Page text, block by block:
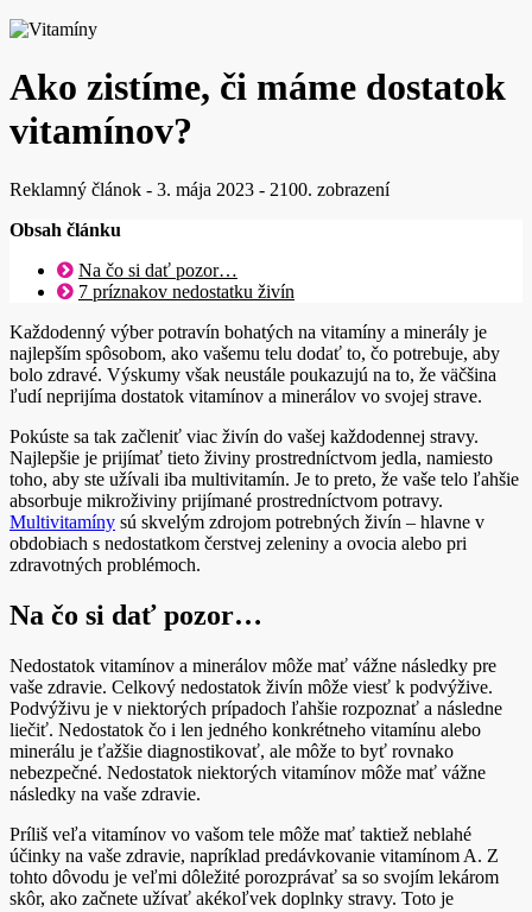
Ako zistíme, či máme dostatok
vitamínov?
Reklamný článok - 3. mája 2023 - 2100. zobrazení
Obsah článku
Na čo si dať pozor…
7 príznakov nedostatku živín
Každodenný výber potravín bohatých na vitamíny a minerály je
najlepším spôsobom, ako vašemu telu dodať to, čo potrebuje, aby
bolo zdravé. Výskumy však neustále poukazujú na to, že väčšina
ľudí neprijíma dostatok vitamínov a minerálov vo svojej strave.
Pokúste sa tak začleniť viac živín do vašej každodennej stravy.
Najlepšie je prijímať tieto živiny prostredníctvom jedla, namiesto
toho, aby ste užívali iba multivitamín. Je to preto, že vaše telo ľahšie
absorbuje mikroživiny prijímané prostredníctvom potravy.
Multivitamíny sú skvelým zdrojom potrebných živín – hlavne v
obdobiach s nedostatkom čerstvej zeleniny a ovocia alebo pri
zdravotných problémoch.
Na čo si dať pozor…
Nedostatok vitamínov a minerálov môže mať vážne následky pre
vaše zdravie. Celkový nedostatok živín môže viesť k podvýžive.
Podvýživu je v niektorých prípadoch ľahšie rozpoznať a následne
liečiť. Nedostatok čo i len jedného konkrétneho vitamínu alebo
minerálu je ťažšie diagnostikovať, ale môže to byť rovnako
nebezpečné. Nedostatok niektorých vitamínov môže mať vážne
následky na vaše zdravie.
Príliš veľa vitamínov vo vašom tele môže mať taktiež neblahé
účinky na vaše zdravie, napríklad predávkovanie vitamínom A. Z
tohto dôvodu je veľmi dôležité porozprávať sa so svojím lekárom
skôr, ako začnete užívať akékoľvek doplnky stravy. Toto je